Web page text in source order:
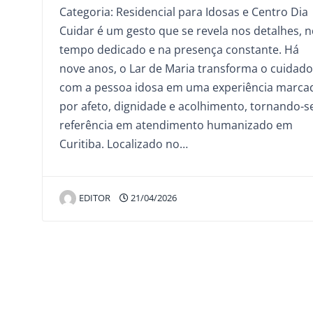
Categoria: Residencial para Idosas e Centro Dia
Cuidar é um gesto que se revela nos detalhes,
tempo dedicado e na presença constante. Há
nove anos, o Lar de Maria transforma o cuidado
com a pessoa idosa em uma experiência
por afeto, dignidade e acolhimento, tornando-
referência em atendimento humanizado em
Curitiba. Localizado no…
EDITOR 21/04/2026